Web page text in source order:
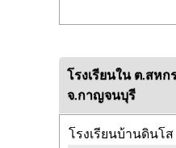
โรงเรียนใน ต.สห
จ.กาญจนบุรี
โรงเรียนบ้านดินโส